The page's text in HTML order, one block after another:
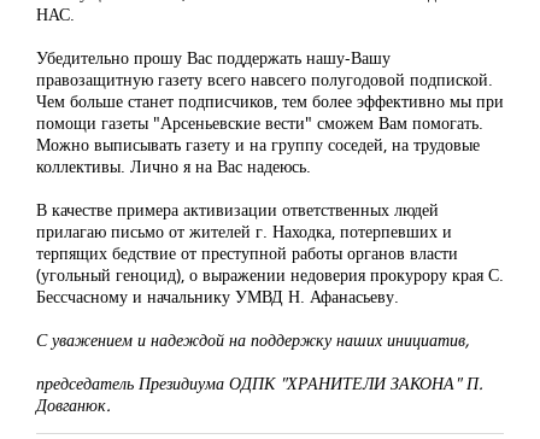
НАС.
Убедительно прошу Вас поддержать нашу-Вашу
правозащитную газету всего навсего полугодовой подпиской.
Чем больше станет подписчиков, тем более эффективно мы при
помощи газеты "Арсеньевские вести" сможем Вам помогать.
Можно выписывать газету и на группу соседей, на трудовые
коллективы. Лично я на Вас надеюсь.
В качестве примера активизации ответственных людей
прилагаю письмо от жителей г. Находка, потерпевших и
терпящих бедствие от преступной работы органов власти
(угольный геноцид), о выражении недоверия прокурору края С.
Бессчасному и начальнику УМВД Н. Афанасьеву.
С уважением и надеждой на поддержку наших инициатив,
председатель Президиума ОДПК "ХРАНИТЕЛИ ЗАКОНА" П.
Довганюк.